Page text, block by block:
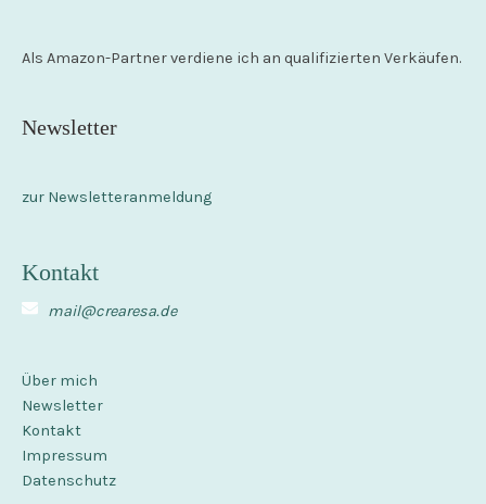
Als Amazon-Partner verdiene ich an qualifizierten Verkäufen.
Newsletter
zur Newsletteranmeldung
Kontakt
mail@crearesa.de
Über mich
Newsletter
Kontakt
Impressum
Datenschutz